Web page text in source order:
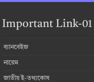
Important Link-01
ব্যানবেইজ
নায়েম
জাতীয় ই-তথ্যকোষ